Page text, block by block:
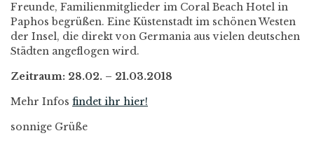
Freunde, Familienmitglieder im Coral Beach Hotel in
Paphos begrüßen. Eine Küstenstadt im schönen Westen
der Insel, die direkt von Germania aus vielen deutschen
Städten angeflogen wird.
Zeitraum: 28.02. – 21.03.2018
Mehr Infos findet ihr hier!
sonnige Grüße